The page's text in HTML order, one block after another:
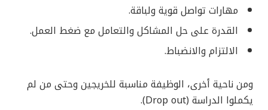
مهارات تواصل قوية ولباقة.
القدرة على حل المشاكل والتعامل مع ضغط العمل.
الالتزام والانضباط.
ومن ناحية أخرى، الوظيفة مناسبة للخريجين وحتى من لم
يكملوا الدراسة (Drop out).